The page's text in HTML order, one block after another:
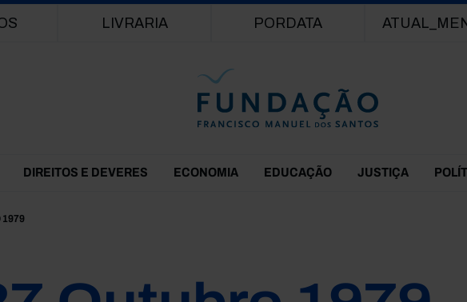
LIVRARIA PORDATA
DIREITOS E DEVERES ECONOMIA EDUCAÇÃO JUSTIÇA
1979